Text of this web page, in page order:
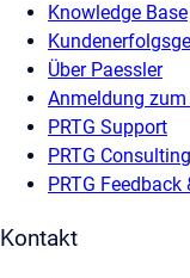
Knowledge Base
Über Paessler
Anmeldung
PRTG Support
PRTG Consulting
PRTG
Kontakt